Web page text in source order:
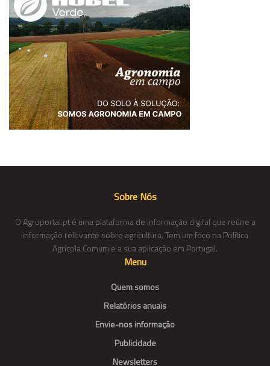
Sobre Nós
O Agroportal.pt é uma plataforma de informação digital que reúne a
informação relevante sobre agricultura. Tem um foco na Política
Agrícola Comum e a sua aplicação em Portugal.
Menu
Quem somos
Relatórios anuais
Envie-nos informação
Publicidade
Newsletters